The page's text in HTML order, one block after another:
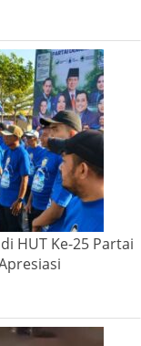
HUT Ke-25 Partai